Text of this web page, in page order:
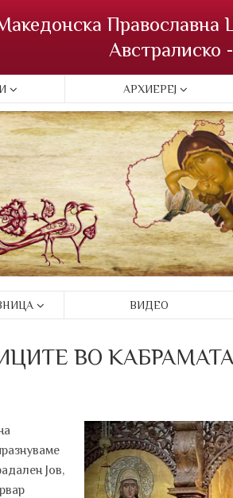
Православна
Австралиско
АРХИЕРЕЈ
ВИДЕО
ВО КАБРАМАТА
Јов,